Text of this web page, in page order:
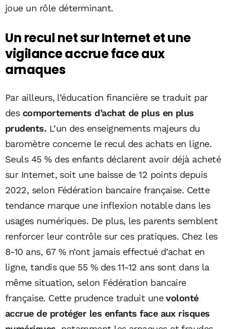
joue un rôle déterminant.
Un recul net sur Internet et une
vigilance accrue face aux
arnaques
Par ailleurs, l’éducation financière se traduit par
des comportements d’achat de plus en plus
prudents. L’un des enseignements majeurs du
baromètre concerne le recul des achats en ligne.
Seuls 45 % des enfants déclarent avoir déjà acheté
sur Internet, soit une baisse de 12 points depuis
2022, selon Fédération bancaire française. Cette
tendance marque une inflexion notable dans les
usages numériques. De plus, les parents semblent
renforcer leur contrôle sur ces pratiques. Chez les
8-10 ans, 67 % n’ont jamais effectué d’achat en
ligne, tandis que 55 % des 11-12 ans sont dans la
même situation, selon Fédération bancaire
française. Cette prudence traduit unevolonté
accrue de protéger les enfants face aux risques